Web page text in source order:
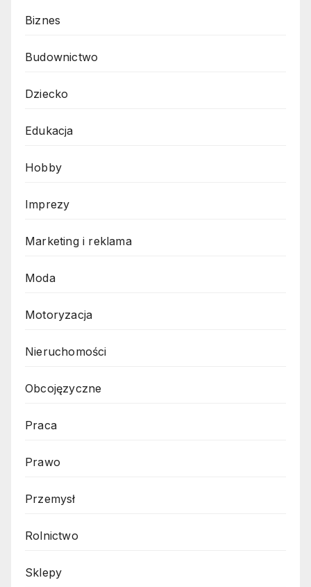
Biznes
Budownictwo
Dziecko
Edukacja
Hobby
Imprezy
Marketing i reklama
Moda
Motoryzacja
Nieruchomości
Obcojęzyczne
Praca
Prawo
Przemysł
Rolnictwo
Sklepy